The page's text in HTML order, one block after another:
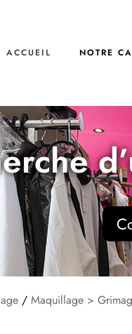
ACCUEIL NOTRE
/ Maquillage >